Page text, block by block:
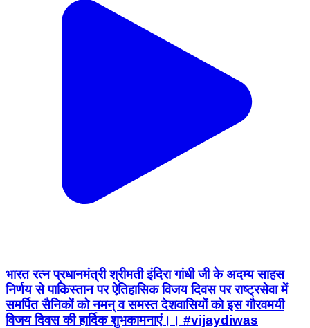
भारत रत्न प्रधानमंत्री श्रीमती इंदिरा गांधी जी के अदम्य साहस
निर्णय से पाकिस्तान पर ऐतिहासिक विजय दिवस पर राष्ट्रसेवा में
समर्पित सैनिकों को नमन् व समस्त देशवासियों को इस गौरवमयी
विजय दिवस की हार्दिक शुभकामनाएं।। #vijaydiwas